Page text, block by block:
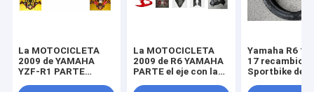
La MOTOCICLETA
2009 de YAMAHA
YZF-R1 PARTE
La MOTOCICLETA
2009 de R6 YAMAHA
PARTE el eje con la
Yamaha R6
17 recambios
Sportbike de